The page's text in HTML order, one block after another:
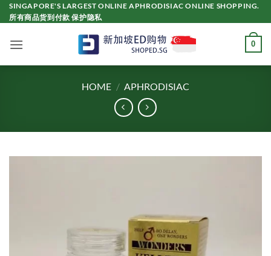
Skip
to
SINGAPORE'S LARGEST ONLINE APHRODISIAC ONLINE SHOPPING.
所有商品货到付款 保护隐私
0
HOME / APHRODISIAC